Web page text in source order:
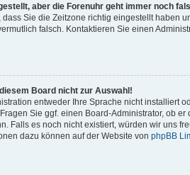
aber die Forenuhr geht immer noch
Sie die Zeitzone richtig eingestellt haben
falsch. Kontaktieren Sie einen
Board nicht zur Auswahl!
entweder Ihre Sprache nicht installiert
Sie ggf. einen Board-Administrator, ob er
Falls es noch nicht existiert, würden wir uns
dazu können auf der Website von phpBB